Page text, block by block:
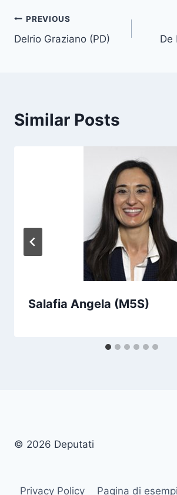
T
a
Post
navigation
PREVIOUS
Delrio Graziano (PD) De
Similar Posts
Salafia Angela (M5S)
© 2026 Deputati
Privacy Policy Pagina di